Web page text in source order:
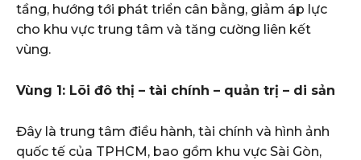
tầng, hướng tới phát triển cân bằng, giảm áp lực
cho khu vực trung tâm và tăng cường liên kết
vùng.
Vùng 1: Lõi đô thị – tài chính – quản trị – di sản
Đây là trung tâm điều hành, tài chính và hình ảnh
quốc tế của TPHCM, bao gồm khu vực Sài Gòn,